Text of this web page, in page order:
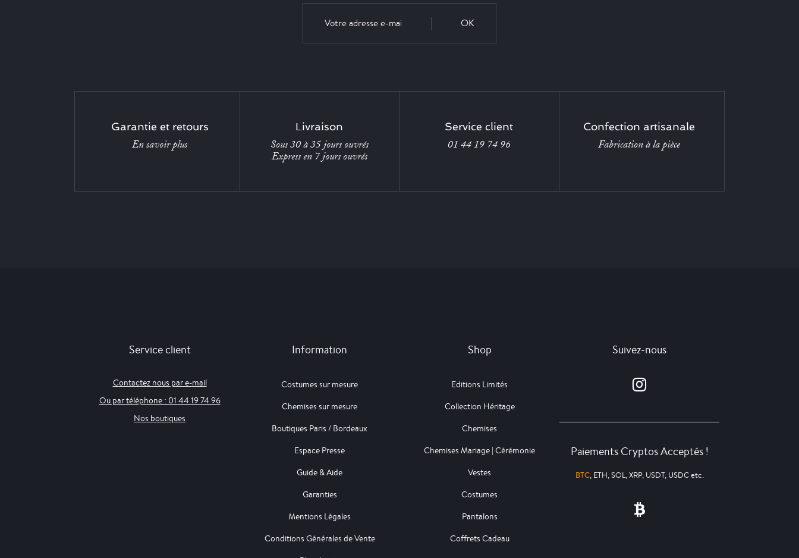
OK
Garantie et retours
En savoir plus
Livraison
Sous 30 à 35 jours ouvrés
Express en 7 jours ouvrés
Service client
01 44 19 74 96
Confection artisanale
Fabrication à la pièce
Service client
Contactez nous par e-mail
Ou par téléphone : 01 44 19 74 96
Nos boutiques
Information
Costumes sur mesure
Chemises sur mesure
Boutiques Paris / Bordeaux
Espace Presse
Guide & Aide
Garanties
Mentions Légales
Conditions Générales de Vente
Shop
Editions Limités
Collection Héritage
Chemises
Chemises Mariage | Cérémonie
Vestes
Costumes
Pantalons
Coffrets Cadeau
Suivez-nous
Paiements Cryptos Acceptés !
BTC, ETH, SOL, XRP, USDT, USDC etc.